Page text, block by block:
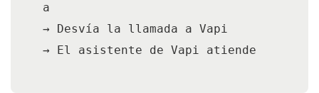
a
→ Desvía la llamada a Vapi